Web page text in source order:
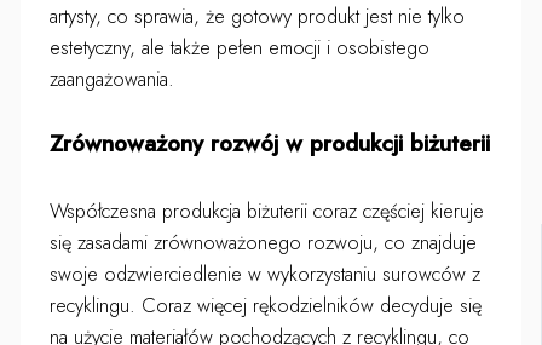
artysty, co sprawia, że gotowy produkt jest nie tylko
estetyczny, ale także pełen emocji i osobistego
zaangażowania.
Zrównoważony rozwój w produkcji biżuterii
Współczesna produkcja biżuterii coraz częściej kieruje
się zasadami zrównoważonego rozwoju, co znajduje
swoje odzwierciedlenie w wykorzystaniu surowców z
recyklingu. Coraz więcej rękodzielników decyduje się
na użycie materiałów pochodzących z recyklingu, co